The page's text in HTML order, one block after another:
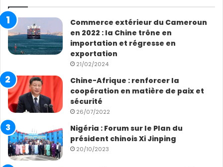
Commerce extérieur du Cameroun
en 2022 : la Chine trône en
importation et régresse en
exportation
21/02/2024
Chine-Afrique : renforcer la
coopération en matière de paix et
sécurité
26/07/2022
Nigéria : Forum sur le Plan du
président chinois Xi Jinping
20/10/2023